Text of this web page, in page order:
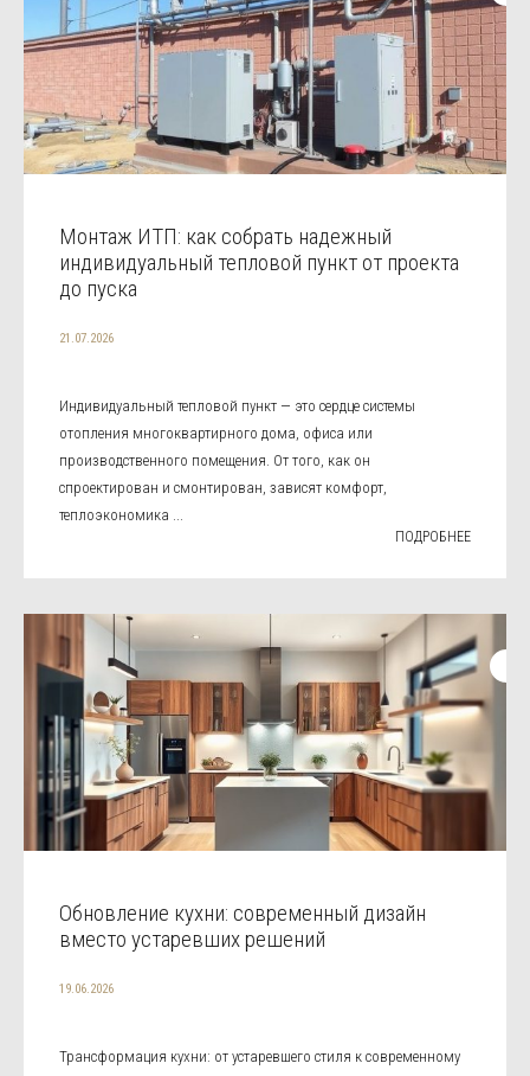
Монтаж ИТП: как собрать надежный
индивидуальный тепловой пункт от проекта
до пуска
21.07.2026
Индивидуальный тепловой пункт — это сердце системы
отопления многоквартирного дома, офиса или
производственного помещения. От того, как он
спроектирован и смонтирован, зависят комфорт,
теплоэкономика ...
ПОДРОБНЕЕ
Обновление кухни: современный дизайн
вместо устаревших решений
19.06.2026
Трансформация кухни: от устаревшего стиля к современному